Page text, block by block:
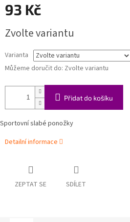
93 Kč
cena:
Zvolte variantu
Varianta
Můžeme doručit do: Zvolte variantu
Přidat do košíku
Sportovní slabé ponožky
Detailní informace
ZEPTAT SE SDÍLET